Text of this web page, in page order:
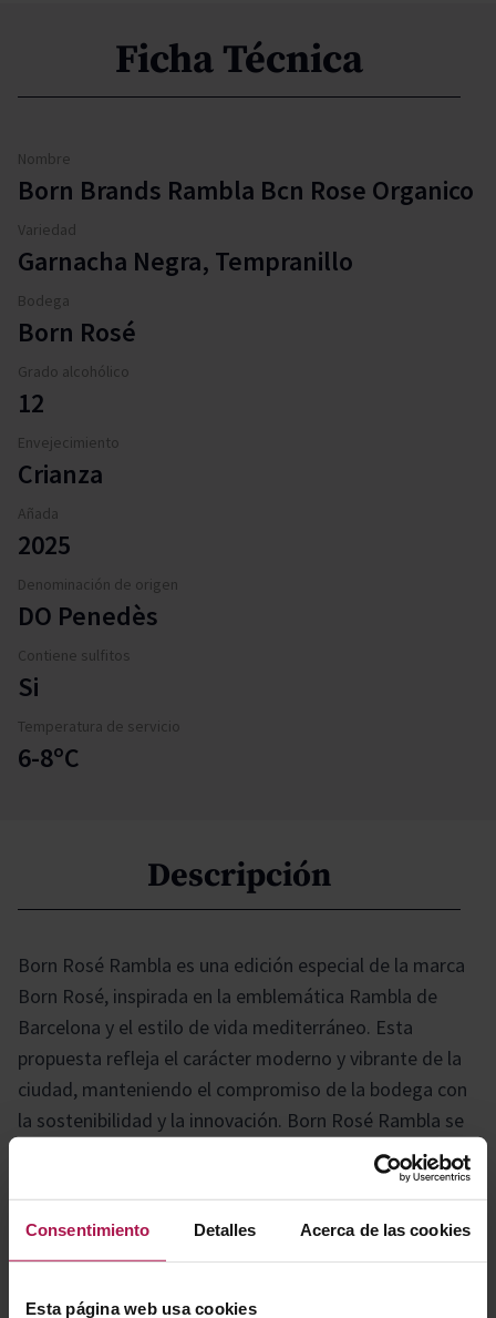
Consentimiento Detalles Acerca de las cookies
Esta página web usa cookies
Ficha Técnica
Nombre
Born Brands Rambla Bcn Rose Organico
Variedad
Garnacha Negra, Tempranillo
Bodega
Born Rosé
Grado alcohólico
12
Envejecimiento
Crianza
Añada
2025
Denominación de origen
DO Penedès
Contiene sulfitos
Si
Temperatura de servicio
6-8ºC
Descripción
Born Rosé Rambla es una edición especial de la marca
Born Rosé, inspirada en la emblemática Rambla de
Barcelona y el estilo de vida mediterráneo. Esta
propuesta refleja el carácter moderno y vibrante de la
ciudad, manteniendo el compromiso de la bodega con
la sostenibilidad y la innovación. Born Rosé Rambla se
distingue por su imagen fresca y actual, dirigida a
consumidores que buscan experiencias auténticas y
Gastronomía